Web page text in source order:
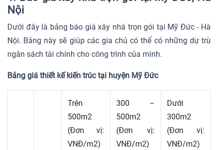
Nội
Dưới đây là bảng báo giá xây nhà trọn gói tại Mỹ Đức - Hà
Nội. Bảng này sẽ giúp các gia chủ có thể có những dự trù
ngân sách tài chính cho công trình của mình.
Bảng giá thiết kế kiến trúc tại huyện Mỹ Đức
Trên
500m2
(Đơn vị:
VNĐ/m2)
300 –
500m2
(Đơn vị:
VNĐ/m2)
Dưới
300m2
(Đơn vị:
VNĐ/m2)